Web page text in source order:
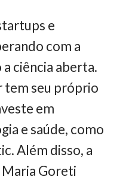
e
com a
ciência aberta.
tem seu próprio
em
e saúde, como
Além disso, a
Goreti